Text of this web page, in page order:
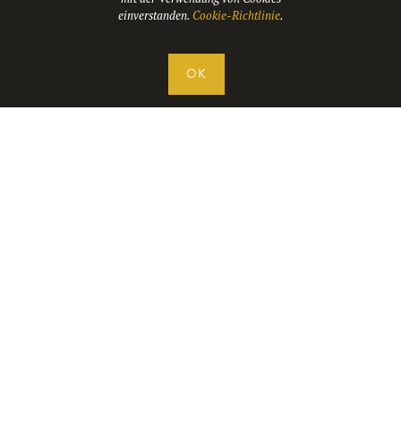
Zubehör
BELGISCHE WAFFELN MIT EINEM
ZUTATENPAKET ZUBEREITEN
einverstanden. Cookie-Richtlinie.
OK